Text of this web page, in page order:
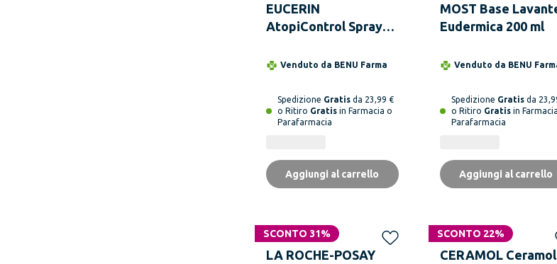
EUCERIN
AtopiControl Spray
Venduto da BENU Farma
Spedizione Gratis da 23,99 €
o Ritiro Gratis in Farmacia o
Parafarmacia
Aggiungi al carrello
MOST Base
Eudermica 200 ml
Venduto da BENU
Spedizione Gratisda
o Ritiro Gratisin
Parafarmacia
Aggiungi al carrello
SCONTO 31%
LA ROCHE-POSAY
SCONTO 22%
CERAMOL Ceramol